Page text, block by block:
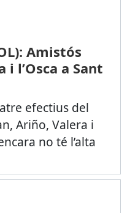
Amistós
i l’Osca a Sant
efectius del
Ariño, Valera i
no té l’alta